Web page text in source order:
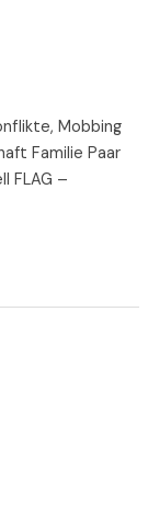
Mobbing
Familie Paar
FLAG –